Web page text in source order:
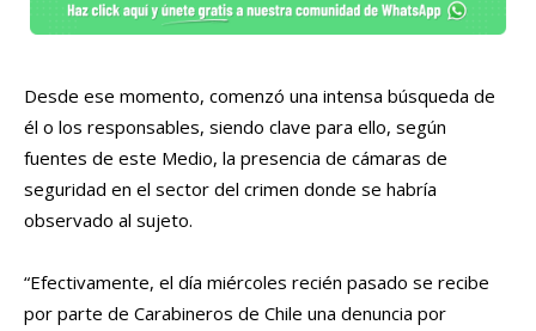
Desde ese momento, comenzó una intensa búsqueda de
él o los responsables, siendo clave para ello, según
fuentes de este Medio, la presencia de cámaras de
seguridad en el sector del crimen donde se habría
observado al sujeto.
“Efectivamente, el día miércoles recién pasado se recibe
por parte de Carabineros de Chile una denuncia por